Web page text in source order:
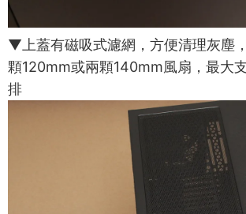
▼上蓋有磁吸式濾網，方便清理灰塵
顆120mm或兩顆140mm風扇，最大
排